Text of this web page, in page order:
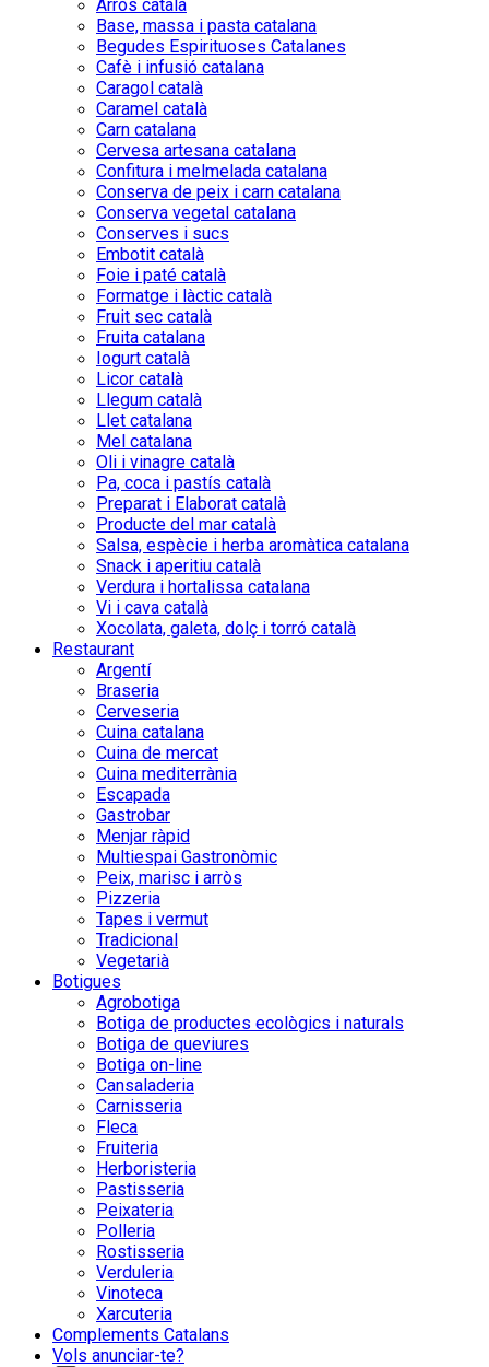
Arròs català
Base, massa i pasta catalana
Begudes Espirituoses Catalanes
Cafè i infusió catalana
Caragol català
Caramel català
Carn catalana
Cervesa artesana catalana
Confitura i melmelada catalana
Conserva de peix i carn catalana
Conserva vegetal catalana
Conserves i sucs
Embotit català
Foie i paté català
Formatge i làctic català
Fruit sec català
Fruita catalana
Iogurt català
Licor català
Llegum català
Llet catalana
Mel catalana
Oli i vinagre català
Pa, coca i pastís català
Preparat i Elaborat català
Producte del mar català
Salsa, espècie i herba aromàtica catalana
Snack i aperitiu català
Verdura i hortalissa catalana
Vi i cava català
Xocolata, galeta, dolç i torró català
Restaurant
Argentí
Braseria
Cerveseria
Cuina catalana
Cuina de mercat
Cuina mediterrània
Escapada
Gastrobar
Menjar ràpid
Multiespai Gastronòmic
Peix, marisc i arròs
Pizzeria
Tapes i vermut
Tradicional
Vegetarià
Botigues
Agrobotiga
Botiga de productes ecològics i naturals
Botiga de queviures
Botiga on-line
Cansaladeria
Carnisseria
Fleca
Fruiteria
Herboristeria
Pastisseria
Peixateria
Polleria
Rostisseria
Verduleria
Vinoteca
Xarcuteria
Complements Catalans
Vols anunciar-te?